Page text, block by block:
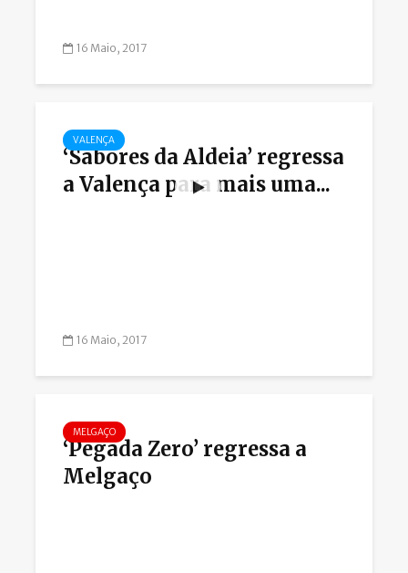
16 Maio, 2017
VALENÇA
‘Sabores da Aldeia’ regressa
a Valença para mais uma...
16 Maio, 2017
MELGAÇO
‘Pegada Zero’ regressa a
Melgaço